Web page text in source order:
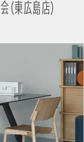
（東広島店）